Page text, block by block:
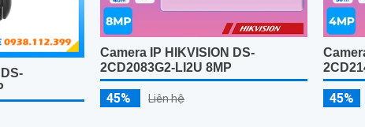
Camera IP HIKVISION DS-
2CD2083G2-LI2U 8MP
45% Liên hệ 45%